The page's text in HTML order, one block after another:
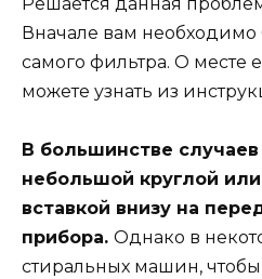
Вначале вам необходимо
самого фильтра. О месте
можете узнать из
В большинстве
небольшой круглой
вставкой внизу на
прибора. Однако в
стиральных машин,